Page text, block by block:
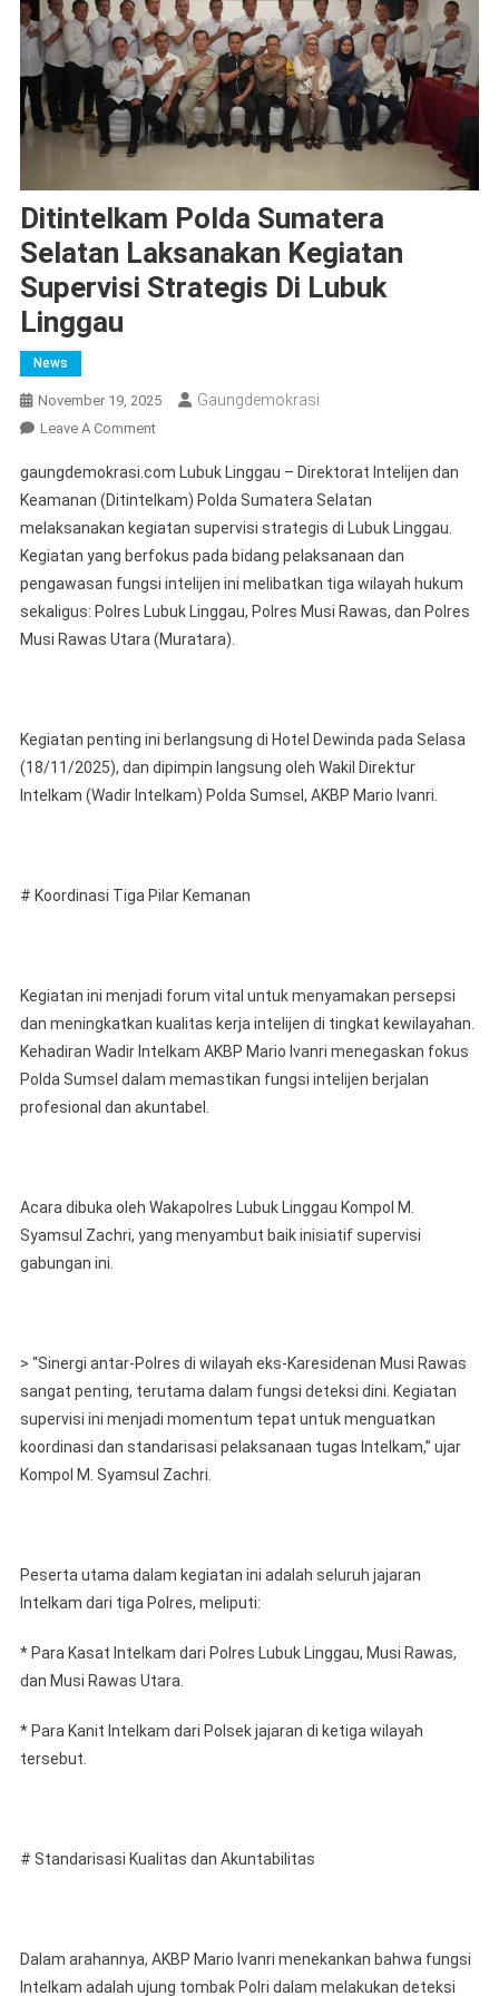
Ditintelkam Polda Sumatera
Selatan Laksanakan Kegiatan
Supervisi Strategis Di Lubuk
Linggau
News
November 19, 2025 Gaungdemokrasi
Leave A CommentOn
Polda
Sumatera
Selatan
Laksanakan
Kegiatan
Supervisi
Strategis
gaungdemokrasi.com Lubuk Linggau – Direktorat Intelijen dan
Keamanan (Ditintelkam) Polda Sumatera Selatan
melaksanakan kegiatan supervisi strategis di Lubuk Linggau.
Kegiatan yang berfokus pada bidang pelaksanaan dan
pengawasan fungsi intelijen ini melibatkan tiga wilayah hukum
sekaligus: Polres Lubuk Linggau, Polres Musi Rawas, dan Polres
Musi Rawas Utara (Muratara).
Kegiatan penting ini berlangsung di Hotel Dewinda pada Selasa
(18/11/2025), dan dipimpin langsung oleh Wakil Direktur
Intelkam (Wadir Intelkam) Polda Sumsel, AKBP Mario Ivanri.
# Koordinasi Tiga Pilar Kemanan
Kegiatan ini menjadi forum vital untuk menyamakan persepsi
dan meningkatkan kualitas kerja intelijen di tingkat kewilayahan.
Kehadiran Wadir Intelkam AKBP Mario Ivanri menegaskan fokus
Polda Sumsel dalam memastikan fungsi intelijen berjalan
profesional dan akuntabel.
Acara dibuka oleh Wakapolres Lubuk Linggau Kompol M.
Syamsul Zachri, yang menyambut baik inisiatif supervisi
gabungan ini.
> “Sinergi antar-Polres di wilayah eks-Karesidenan Musi Rawas
sangat penting, terutama dalam fungsi deteksi dini. Kegiatan
supervisi ini menjadi momentum tepat untuk menguatkan
koordinasi dan standarisasi pelaksanaan tugas Intelkam,” ujar
Kompol M. Syamsul Zachri.
Peserta utama dalam kegiatan ini adalah seluruh jajaran
Intelkam dari tiga Polres, meliputi:
* Para Kasat Intelkam dari Polres Lubuk Linggau, Musi Rawas,
dan Musi Rawas Utara.
* Para Kanit Intelkam dari Polsek jajaran di ketiga wilayah
tersebut.
# Standarisasi Kualitas dan Akuntabilitas
Dalam arahannya, AKBP Mario Ivanri menekankan bahwa fungsi
Intelkam adalah ujung tombak Polri dalam melakukan deteksi